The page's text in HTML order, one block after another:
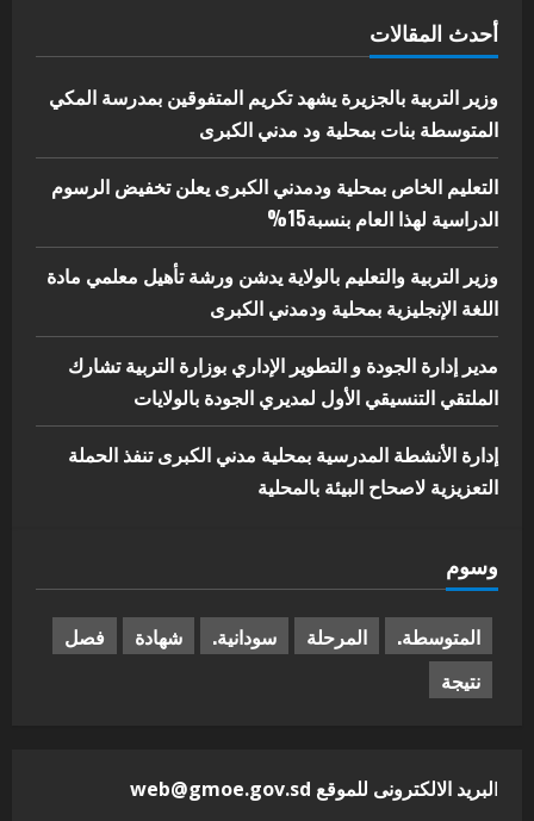
5
البيئة بالمحلية
يوليو 29, 2026
أحدث المقالات
وزير التربية بالجزيرة يشهد تكريم المتفوقين بمدرسة المكي
المتوسطة بنات بمحلية ود مدني الكبرى
التعليم الخاص بمحلية ودمدني الكبرى يعلن تخفيض الرسوم
الدراسية لهذا العام بنسبة15%
وزير التربية والتعليم بالولاية يدشن ورشة تأهيل معلمي مادة
اللغة الإنجليزية بمحلية ودمدني الكبرى
مدير إدارة الجودة و التطوير الإداري بوزارة التربية تشارك
الملتقي التنسيقي الأول لمديري الجودة بالولايات
إدارة الأنشطة المدرسية بمحلية مدني الكبرى تنفذ الحملة
التعزيزية لاصحاح البيئة بالمحلية
وسوم
المتوسطة. المرحلة سودانية. شهادة
فصل
نتيجة
البريد الالكترونى للموقع web@gmoe.gov.sd